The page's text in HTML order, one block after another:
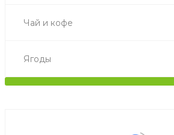
Чай и кофе
Ягоды